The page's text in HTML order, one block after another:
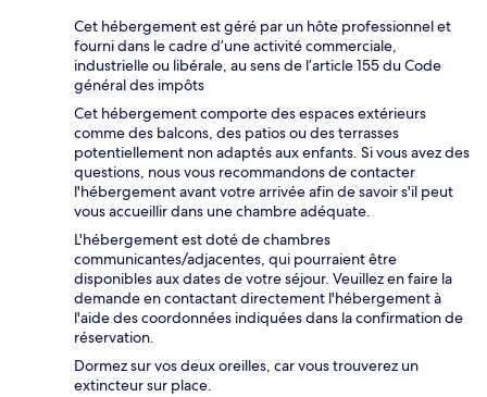
Cet hébergement est géré par un hôte professionnel et
fourni dans le cadre d’une activité commerciale,
industrielle ou libérale, au sens de l’article 155 du Code
général des impôts
Cet hébergement comporte des espaces extérieurs
comme des balcons, des patios ou des terrasses
potentiellement non adaptés aux enfants. Si vous avez des
questions, nous vous recommandons de contacter
l'hébergement avant votre arrivée afin de savoir s'il peut
vous accueillir dans une chambre adéquate.
L'hébergement est doté de chambres
communicantes/adjacentes, qui pourraient être
disponibles aux dates de votre séjour. Veuillez en faire la
demande en contactant directement l'hébergement à
l'aide des coordonnées indiquées dans la confirmation de
réservation.
Dormez sur vos deux oreilles, car vous trouverez un
extincteur sur place.